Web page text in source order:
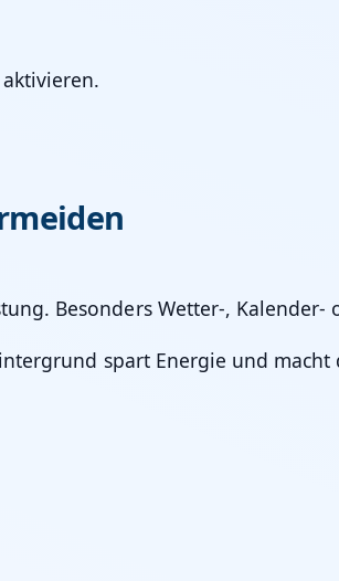
Besonders Wetter-,
spart Energie und macht